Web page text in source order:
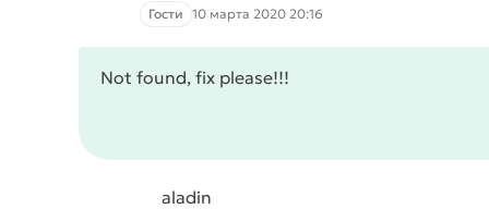
Гости 10 марта 2020 20:16
Not found, fix please!!!
aladin